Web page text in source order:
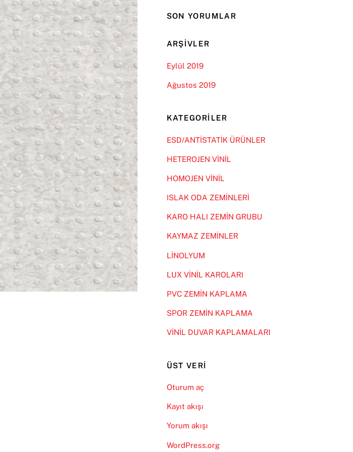
SON YORUMLAR
ARŞIVLER
Eylül 2019
Ağustos 2019
KATEGORILER
ESD/ANTİSTATİK ÜRÜNLER
HETEROJEN VİNİL
HOMOJEN VİNİL
ISLAK ODA ZEMİNLERİ
KARO HALI ZEMİN GRUBU
KAYMAZ ZEMİNLER
LİNOLYUM
LUX VİNİL KAROLARI
PVC ZEMİN KAPLAMA
SPOR ZEMİN KAPLAMA
VİNİL DUVAR KAPLAMALARI
ÜST VERI
Oturum aç
Kayıt akışı
Yorum akışı
WordPress.org